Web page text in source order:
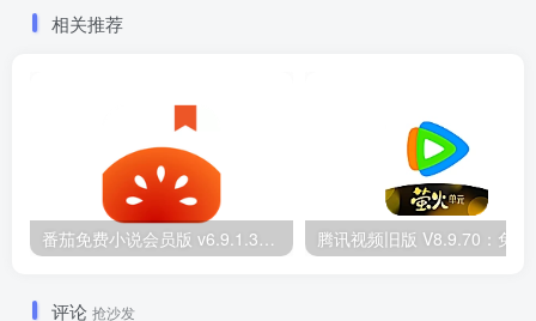
相关推荐
番茄免费小说会员版 v6.9.1.32：解锁全本畅读
评论 抢沙发